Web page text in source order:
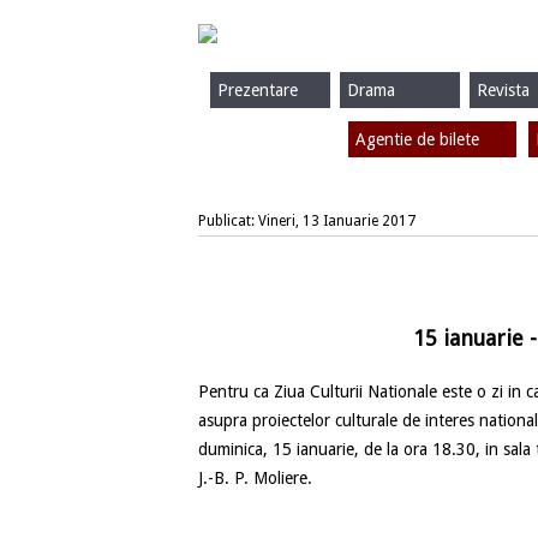
Revista
Drama
Prezentare
Agentie de bilete
Publicat: Vineri, 13 Ianuarie 2017
15 ianuarie
Pentru ca Ziua Culturii Nationale este o zi in
asupra proiectelor culturale de interes
duminica, 15 ianuarie, de la ora 18.30, in
J.-B. P. Moliere.